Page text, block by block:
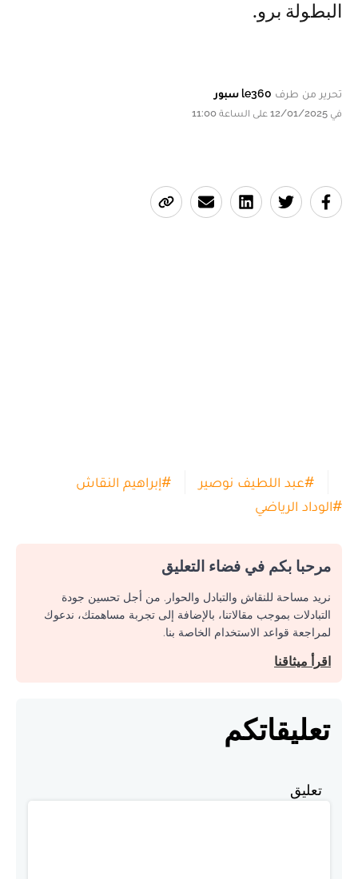
البطولة برو.
تحرير من طرف le360 سبور
في 12/01/2025 على الساعة 11:00
#عبد اللطيف نوصير #إبراهيم النقاش
#الوداد الرياضي
مرحبا بكم في فضاء التعليق
نريد مساحة للنقاش والتبادل والحوار. من أجل تحسين جودة
التبادلات بموجب مقالاتنا، بالإضافة إلى تجربة مساهمتك، ندعوك
لمراجعة قواعد الاستخدام الخاصة بنا.
اقرأ ميثاقنا
تعليقاتكم
تعليق